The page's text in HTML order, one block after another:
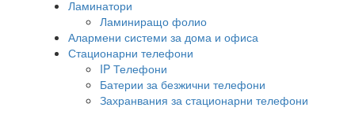
Ламинатори
Ламиниращо фолио
Алармени системи за дома и офиса
Стационарни телефони
IP Телефони
Батерии за безжични телефони
Захранвания за стационарни телефони